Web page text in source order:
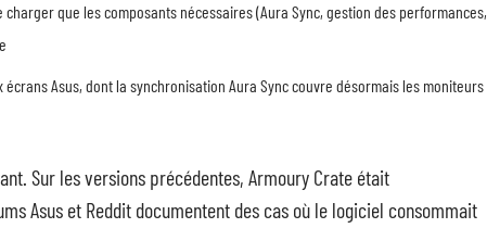
que les composants nécessaires (Aura Sync, gestion des performances,
Asus, dont la synchronisation Aura Sync couvre désormais les moniteurs
Sur les versions précédentes, Armoury Crate était
Asus et Reddit documentent des cas où le logiciel consommait